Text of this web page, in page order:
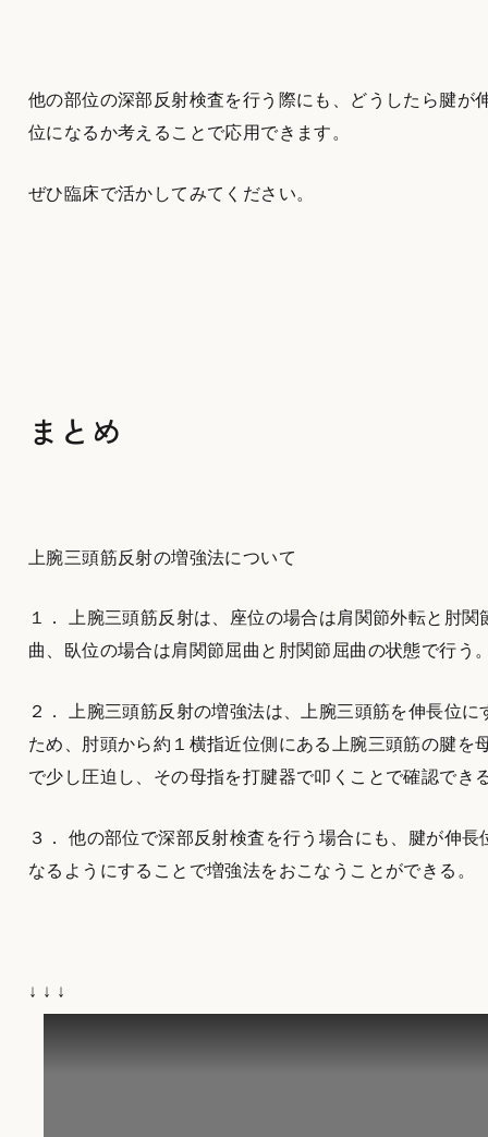
他の部位の深部反射検査を行う際にも、どうしたら腱が
位になるか考えることで応用できます。
ぜひ臨床で活かしてみてください。
まとめ
上腕三頭筋反射の増強法について
１． 上腕三頭筋反射は、座位の場合は肩関節外転と肘関
曲、臥位の場合は肩関節屈曲と肘関節屈曲の状態で行う
２． 上腕三頭筋反射の増強法は、上腕三頭筋を伸長位に
ため、肘頭から約１横指近位側にある上腕三頭筋の腱を
で少し圧迫し、その母指を打腱器で叩くことで確認でき
３． 他の部位で深部反射検査を行う場合にも、腱が伸長
なるようにすることで増強法をおこなうことができる。
↓ ↓ ↓